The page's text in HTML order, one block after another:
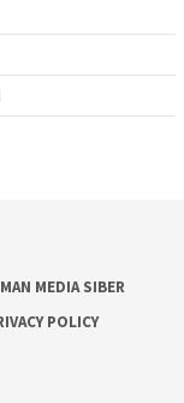
MEDIA SIBER
POLICY